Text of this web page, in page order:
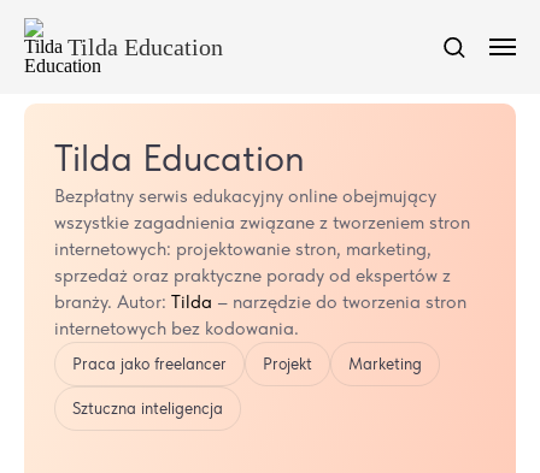
Tilda Education
Tilda Education
Bezpłatny serwis edukacyjny online obejmujący
wszystkie zagadnienia związane z tworzeniem stron
internetowych: projektowanie stron, marketing,
sprzedaż oraz praktyczne porady od ekspertów z
branży. Autor: Tilda – narzędzie do tworzenia stron
internetowych bez kodowania.
Praca jako freelancer Projekt Marketing
Sztuczna inteligencja